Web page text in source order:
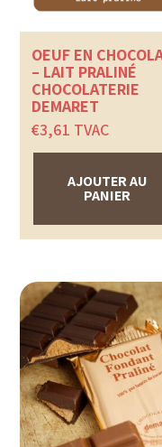
OEUF EN
– LAIT PRALINÉ
CHOCOLATERIE
DEMARET
€3,61 TVAC
AJOUTER AU
PANIER